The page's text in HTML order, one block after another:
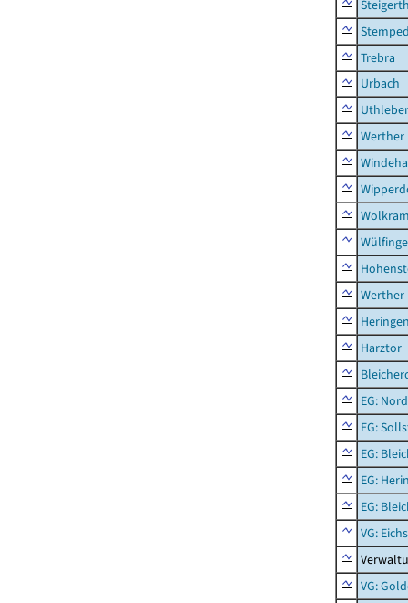
Trebra
Urbach
Werther
Werther
Harztor
EG:
EG:
EG:
EG:
EG:
VG:
VG: